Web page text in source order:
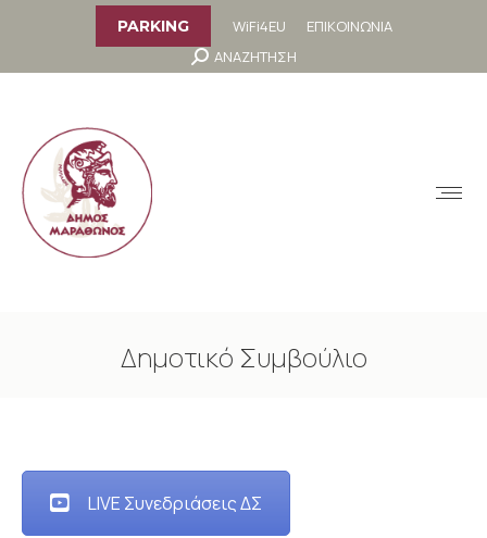
PARKING WiFi4EU
ΕΠΙΚΟΙΝΩΝΙΑ
Search:
ΑΝΑΖΗΤΗΣΗ
Δημοτικό Συμβούλιο
LIVE Συνεδριάσεις ΔΣ